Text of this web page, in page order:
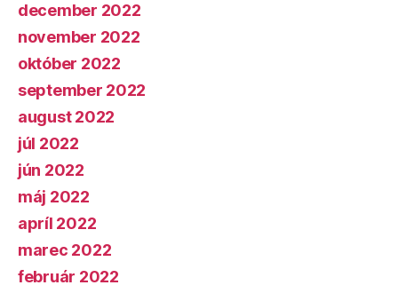
december 2022
november 2022
október 2022
september 2022
august 2022
júl 2022
jún 2022
máj 2022
apríl 2022
marec 2022
február 2022